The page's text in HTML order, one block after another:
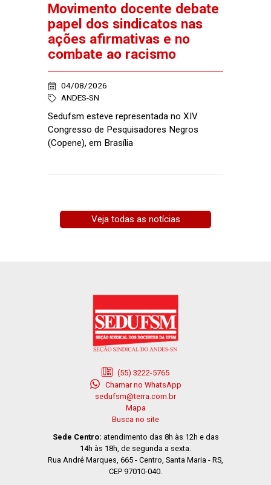
Movimento docente debate
papel dos sindicatos nas
ações afirmativas e no
combate ao racismo
04/08/2026
ANDES-SN
Sedufsm esteve representada no XIV
Congresso de Pesquisadores Negros
(Copene), em Brasília
Veja todas as notícias
(55) 3222-5765
Chamar no WhatsApp
sedufsm@terra.com.br
Mapa
Busca no site
Sede Centro: atendimento das 8h às 12h e das
14h às 18h, de segunda a sexta.
Rua André Marques, 665 - Centro, Santa Maria - RS,
CEP 97010-040.